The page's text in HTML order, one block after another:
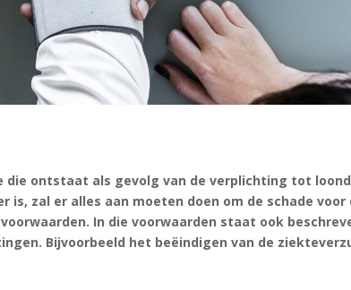
ontstaat als gevolg van de verplichting tot
zal er alles aan moeten doen om de schade
In die voorwaarden staat ook
Bijvoorbeeld het beëindigen van de